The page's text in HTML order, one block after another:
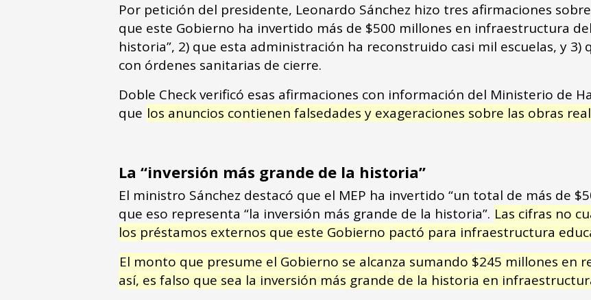
Por petición del presidente, Leonardo Sánchez hizo tres afirmaciones
que este Gobierno ha invertido más de $500 millones en infraestructura
historia”, 2) que esta administración ha reconstruido casi mil escuelas, y
con órdenes sanitarias de cierre.
Doble Check verificó esas afirmaciones con información del Ministerio de
que los anuncios contienen falsedades y exageraciones sobre las obras
La “inversión más grande de la historia”
El ministro Sánchez destacó que el MEP ha invertido “un total de más de
que eso representa “la inversión más grande de la historia”. Las cifras no
los préstamos externos que este Gobierno pactó para infraestructura
El monto que presume el Gobierno se alcanza sumando $245 millones en
así, es falso que sea la inversión más grande de la historia en